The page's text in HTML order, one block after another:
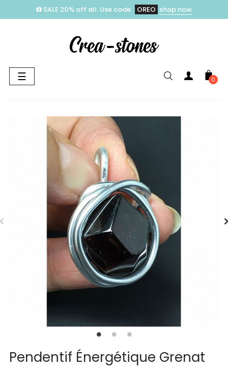
SALE 20% off all. Use code OREO shop now
Toggle
navigation
☰ 0
Pendentif Énergétique Grenat